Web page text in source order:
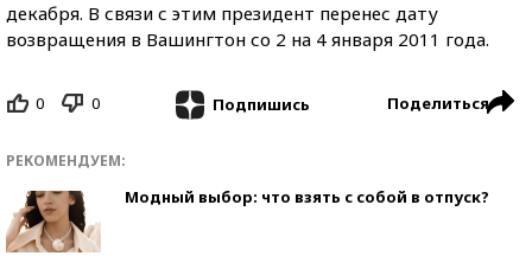
декабря. В связи с этим президент перенес дату
возвращения в Вашингтон со 2 на 4 января 2011 года.
0 0 Подпишись Поделиться
РЕКОМЕНДУЕМ:
Модный выбор: что взять с собой в отпуск?